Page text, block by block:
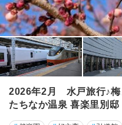
2026年2月 水戸旅行♪梅
たちなか温泉 喜楽里別邸